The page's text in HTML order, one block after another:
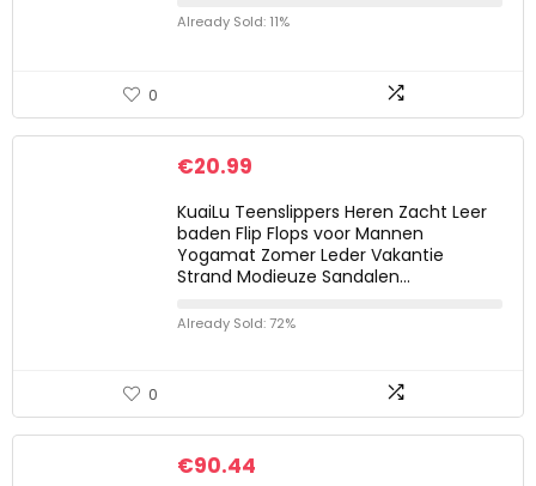
Already Sold: 11%
0
€20.99
KuaiLu Teenslippers Heren Zacht Leer
baden Flip Flops voor Mannen
Yogamat Zomer Leder Vakantie
Strand Modieuze Sandalen…
Already Sold: 72%
0
€90.44